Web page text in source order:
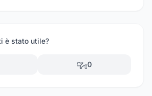
è stato utile?
0